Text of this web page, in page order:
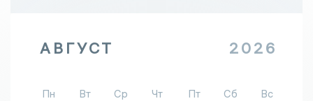
АВГУСТ 2026
Пн Вт Ср Чт Пт Сб
Вс